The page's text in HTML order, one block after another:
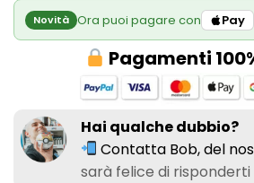
Novità Ora puoi pagare con Pay
Pagamenti
Hai qualche dubbio?
Contatta Bob, del
sarà felice di risponderti